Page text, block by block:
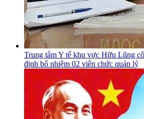
Trung tâm Y tế khu vực Hữu Lũng
định bổ nhiệm 02 viên chức quản lý